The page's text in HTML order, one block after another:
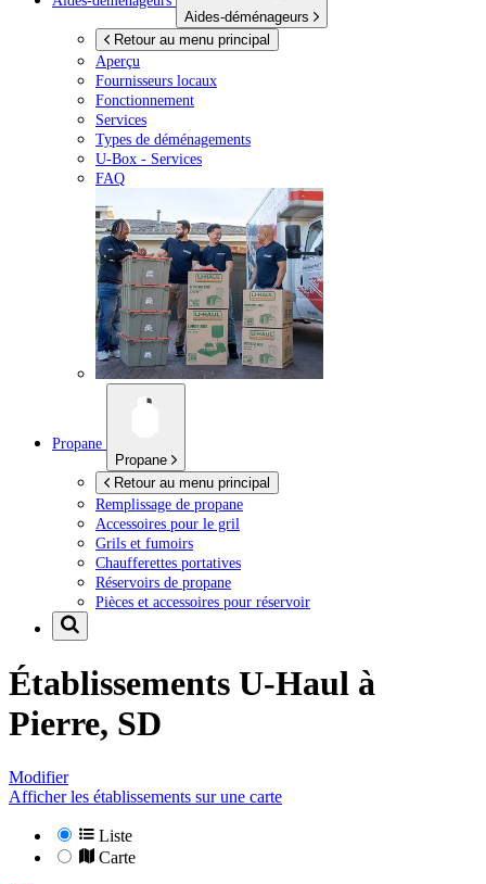
Aides-déménageurs
Retour au menu principal
Aperçu
Fournisseurs locaux
Fonctionnement
Services
Types de déménagements
U-Box - Services
FAQ
Propane
Propane
Retour au menu principal
Remplissage de propane
Accessoires pour le gril
Grils et fumoirs
Chaufferettes portatives
Réservoirs de propane
Pièces et accessoires pour réservoir
Établissements U-Haul à
Pierre, SD
Modifier
Afficher les établissements sur une carte
Liste
Carte